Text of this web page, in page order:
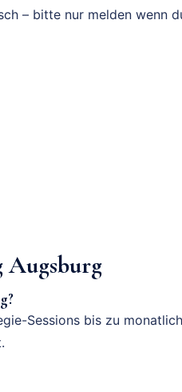
– bitte nur melden wenn
Augsburg
Sessions bis zu